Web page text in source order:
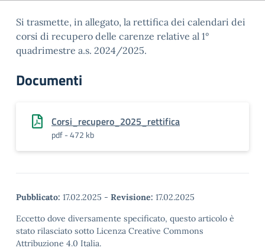
Si trasmette, in allegato, la rettifica dei calendari dei
corsi di recupero delle carenze relative al 1°
quadrimestre a.s. 2024/2025.
Documenti
Corsi_recupero_2025_rettifica
pdf - 472 kb
Pubblicato: 17.02.2025 - Revisione: 17.02.2025
Eccetto dove diversamente specificato, questo articolo è
stato rilasciato sotto Licenza Creative Commons
Attribuzione 4.0 Italia.